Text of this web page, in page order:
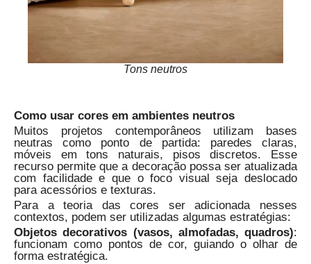
Tons neutros
Como usar cores em ambientes neutros
Muitos projetos contemporâneos utilizam bases
neutras como ponto de partida: paredes claras,
móveis em tons naturais, pisos discretos. Esse
recurso permite que a decoração possa ser atualizada
com facilidade e que o foco visual seja deslocado
para acessórios e texturas.
Para a teoria das cores ser adicionada nesses
contextos, podem ser utilizadas algumas estratégias:
Objetos decorativos (vasos, almofadas, quadros):
funcionam como pontos de cor, guiando o olhar de
forma estratégica.